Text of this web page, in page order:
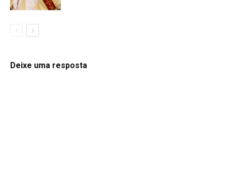
Deixe uma resposta